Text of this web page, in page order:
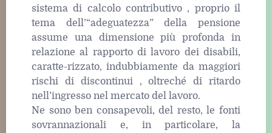
sistema di calcolo contributivo , proprio il
tema dell’“adeguatezza” della pensione
assume una dimensione più profonda in
relazione al rapporto di lavoro dei disabili,
caratte-rizzato, indubbiamente da maggiori
rischi di discontinui , oltreché di ritardo
nell’ingresso nel mercato del lavoro.
Ne sono ben consapevoli, del resto, le fonti
sovrannazionali e, in particolare, la